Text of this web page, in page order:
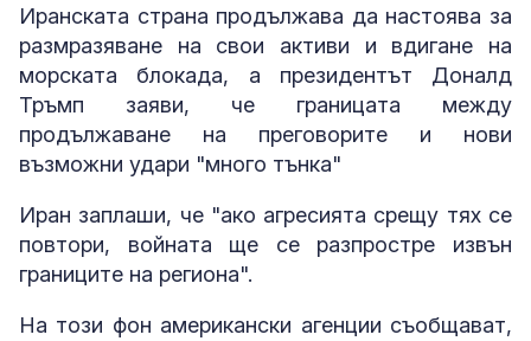
Иранската страна продължава да настоява за
размразяване на свои активи и вдигане на
морската блокада, а президентът Доналд
Тръмп заяви, че границата между
продължаване на преговорите и нови
възможни удари "много тънка"
Иран заплаши, че "ако агресията срещу тях се
повтори, войната ще се разпростре извън
границите на региона".
На този фон американски агенции съобщават,